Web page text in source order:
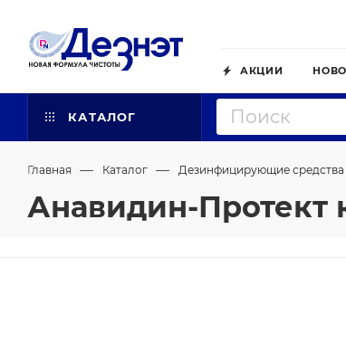
АКЦИИ
КАТАЛОГ
Главная — Каталог — Дезинфицирующие средства
Анавидин-Протект